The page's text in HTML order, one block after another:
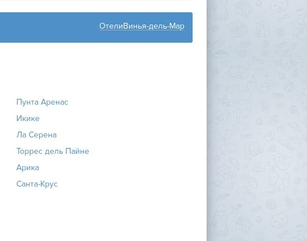
ОтелиВинья-дель-Мар
Пунта Аренас
Икике
Ла Серена
Торрес дель Пайне
Арика
Санта-Крус